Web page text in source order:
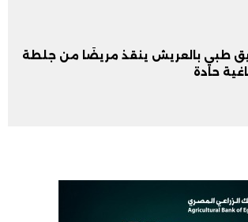
طبي بالعريش ينقذ مريضًا من جلطة
حادة